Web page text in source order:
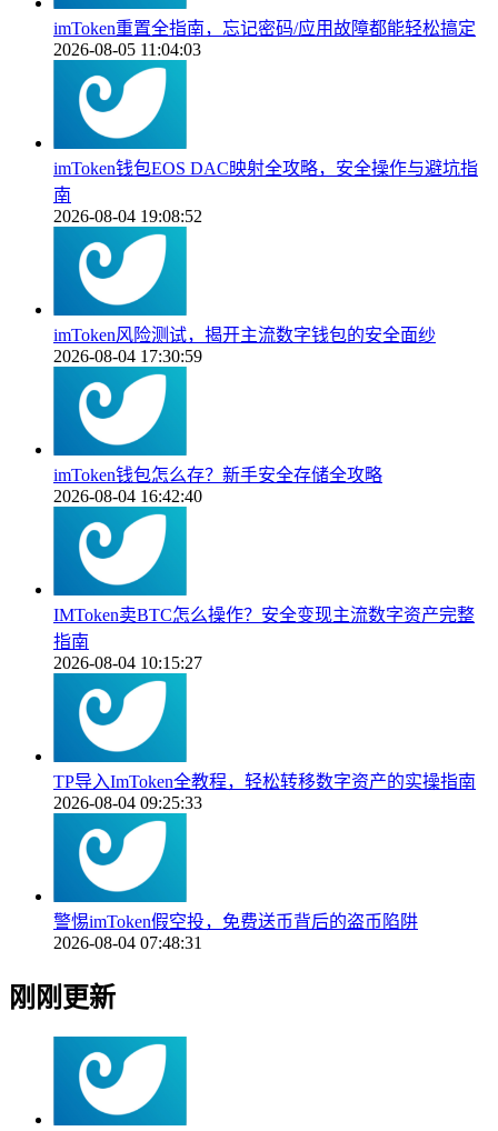
imToken重置全指南，忘记密码/应用故障都能轻松搞定
2026-08-05 11:04:03
imToken钱包EOS DAC映射全攻略，安全操作与避坑指
南
2026-08-04 19:08:52
imToken风险测试，揭开主流数字钱包的安全面纱
2026-08-04 17:30:59
imToken钱包怎么存？新手安全存储全攻略
2026-08-04 16:42:40
IMToken卖BTC怎么操作？安全变现主流数字资产完整
指南
2026-08-04 10:15:27
TP导入ImToken全教程，轻松转移数字资产的实操指南
2026-08-04 09:25:33
警惕imToken假空投，免费送币背后的盗币陷阱
2026-08-04 07:48:31
刚刚更新